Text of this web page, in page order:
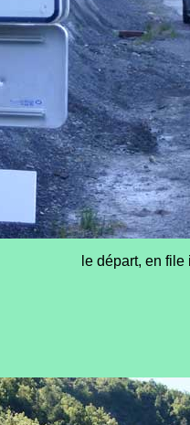
le départ, en